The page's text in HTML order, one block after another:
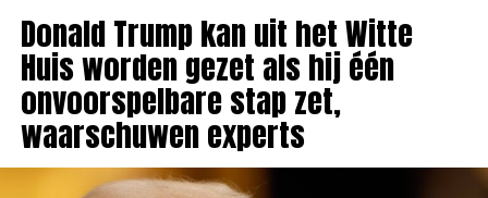
Donald Trump kan uit het Witte
Huis worden gezet als hij één
onvoorspelbare stap zet,
waarschuwen experts